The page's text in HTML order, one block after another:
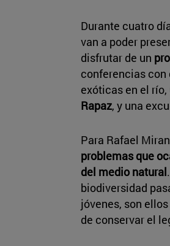
Durante cuatro
van a poder
disfrutar de un
conferencias
exóticas en el
Rapaz, y una
Para Rafael
problemas que
del medio natural
biodiversidad
jóvenes, son
de conservar el